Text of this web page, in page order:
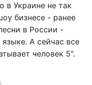
в Украине не так
бизнесе - ранее
в России -
А сейчас все
человек 5".